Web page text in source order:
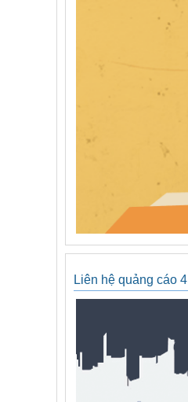
Liên hệ quảng cáo 4